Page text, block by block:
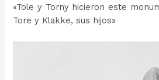
«Tole y Torny hicieron este
Tore y Klakke, sus hijos»